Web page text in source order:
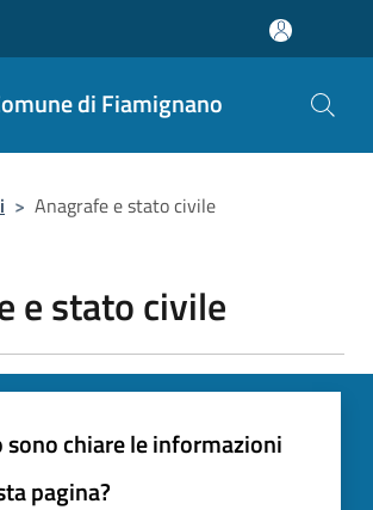
di Fiamignano
> Anagrafe e stato civile
e stato civile
sono chiare le informazioni
pagina?